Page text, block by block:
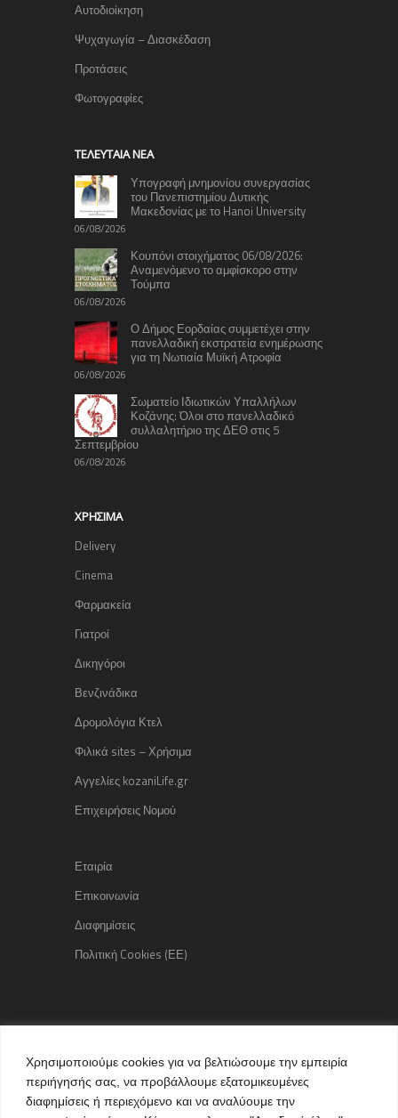
Χρησιμοποιούμε cookies για να βελτιώσουμε την εμπειρία
περιήγησής σας, να προβάλλουμε εξατομικευμένες
διαφημίσεις ή περιεχόμενο και να αναλύουμε την
Αυτοδιοίκηση
Ψυχαγωγία – Διασκέδαση
Προτάσεις
Φωτογραφίες
TΕΛΕΥΤΑΊΑ ΝΈΑ
Υπογραφή μνημονίου συνεργασίας
του Πανεπιστημίου Δυτικής
Μακεδονίας με το Hanoi University
06/08/2026
Κουπόνι στοιχήματος 06/08/2026:
Αναμενόμενο το αμφίσκορο στην
Τούμπα
06/08/2026
Ο Δήμος Εορδαίας συμμετέχει στην
πανελλαδική εκστρατεία ενημέρωσης
για τη Νωτιαία Μυϊκή Ατροφία
06/08/2026
Σωματείο Ιδιωτικών Υπαλλήλων
Κοζάνης: Όλοι στο πανελλαδικό
συλλαλητήριο της ΔΕΘ στις 5
Σεπτεμβρίου
06/08/2026
ΧΡΉΣΙΜΑ
Delivery
Cinema
Φαρμακεία
Γιατροί
Δικηγόροι
Βενζινάδικα
Δρομολόγια Κτελ
Φιλικά sites – Χρήσιμα
Αγγελίες kozaniLife.gr
Επιχειρήσεις Νομού
Εταιρία
Επικοινωνία
Διαφημίσεις
Πολιτική Cookies (ΕΕ)
Copyright © 2015 kozaniLife.gr
All Rights reserved
Internet Services & Advertisement
by kozaniLife.gr